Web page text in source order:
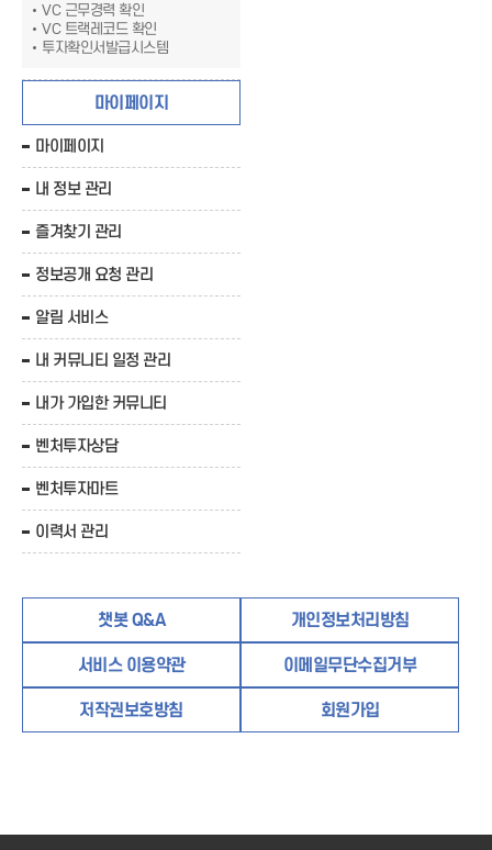
VC 근무경력 확인
VC 트랙레코드 확인
투자확인서발급시스템
마이페이지
마이페이지
내 정보 관리
즐겨찾기 관리
정보공개 요청 관리
알림 서비스
내 커뮤니티 일정 관리
내가 가입한 커뮤니티
벤처투자상담
벤처투자마트
이력서 관리
챗봇 Q&A 개인정보처리방침
서비스 이용약관 이메일무단수집거부
저작권보호방침 회원가입